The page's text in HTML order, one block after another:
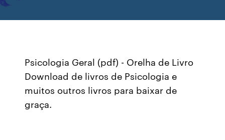
Psicologia Geral (pdf) - Orelha de Livro
Download de livros de Psicologia e
muitos outros livros para baixar de
graça.